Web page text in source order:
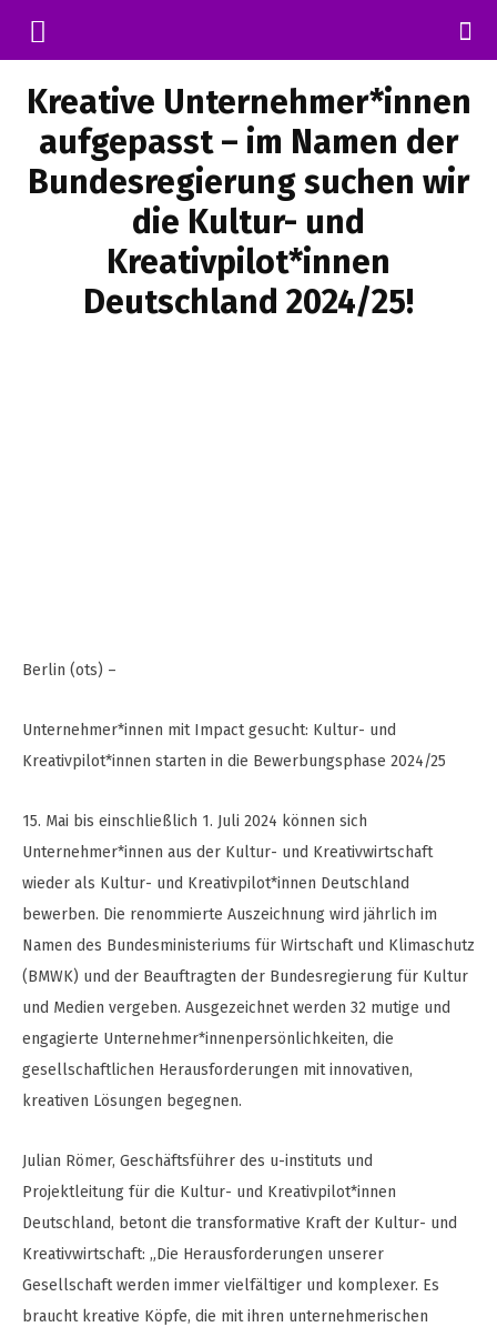
Kreative Unternehmer*innen
aufgepasst – im Namen der
Bundesregierung suchen wir
die Kultur- und
Kreativpilot*innen
Deutschland 2024/25!
Berlin (ots) –
Unternehmer*innen mit Impact gesucht: Kultur- und
Kreativpilot*innen starten in die Bewerbungsphase 2024/25
15. Mai bis einschließlich 1. Juli 2024 können sich
Unternehmer*innen aus der Kultur- und Kreativwirtschaft
wieder als Kultur- und Kreativpilot*innen Deutschland
bewerben. Die renommierte Auszeichnung wird jährlich im
Namen des Bundesministeriums für Wirtschaft und Klimaschutz
(BMWK) und der Beauftragten der Bundesregierung für Kultur
und Medien vergeben. Ausgezeichnet werden 32 mutige und
engagierte Unternehmer*innenpersönlichkeiten, die
gesellschaftlichen Herausforderungen mit innovativen,
kreativen Lösungen begegnen.
Julian Römer, Geschäftsführer des u-instituts und
Projektleitung für die Kultur- und Kreativpilot*innen
Deutschland, betont die transformative Kraft der Kultur- und
Kreativwirtschaft: „Die Herausforderungen unserer
Gesellschaft werden immer vielfältiger und komplexer. Es
braucht kreative Köpfe, die mit ihren unternehmerischen